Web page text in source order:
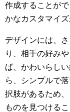
作成することが
かなカスタマイズ
デザインには、
り、相手の好み
ば、かわいらし
ら、シンプルで
択肢があるため
ものを見つけるこ